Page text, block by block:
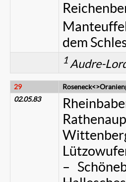
dem
1 Audre-
29
02.05.83
–